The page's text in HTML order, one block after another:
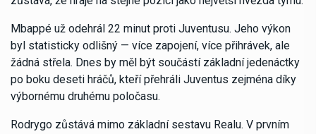
Mbappé už odehrál 22 minut proti Juventusu. Jeho výkon
byl statisticky odlišný — více zapojení, více přihrávek, ale
žádná střela. Dnes by měl být součástí základní jedenáctky
po boku deseti hráčů, kteří přehráli Juventus zejména díky
výbornému druhému poločasu.
Rodrygo zůstává mimo základní sestavu Realu. V prvním